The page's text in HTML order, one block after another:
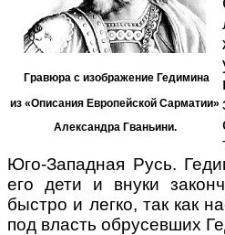
Гравюра с изображение Гедимина
из «Описания Европейской Сарматии»
Александра Гваньини.
Юго-Западная Русь.
его дети и внуки
быстро и легко, так как
под власть обрусевших